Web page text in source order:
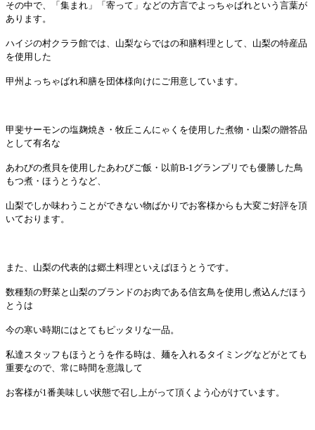
その中で、「集まれ」「寄って」などの方言でよっちゃばれという言葉が
あります。
ハイジの村クララ館では、山梨ならではの和膳料理として、山梨の特産品
を使用した
甲州よっちゃばれ和膳を団体様向けにご用意しています。
甲斐サーモンの塩麹焼き・牧丘こんにゃくを使用した煮物・山梨の贈答品
として有名な
あわびの煮貝を使用したあわびご飯・以前B-1グランプリでも優勝した鳥
もつ煮・ほうとうなど、
山梨でしか味わうことができない物ばかりでお客様からも大変ご好評を頂
いております。
また、山梨の代表的は郷土料理といえばほうとうです。
数種類の野菜と山梨のブランドのお肉である信玄鳥を使用し煮込んだほう
とうは
今の寒い時期にはとてもピッタリな一品。
私達スタッフもほうとうを作る時は、麺を入れるタイミングなどがとても
重要なので、常に時間を意識して
お客様が1番美味しい状態で召し上がって頂くよう心がけています。